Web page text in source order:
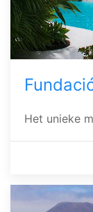
Het unieke